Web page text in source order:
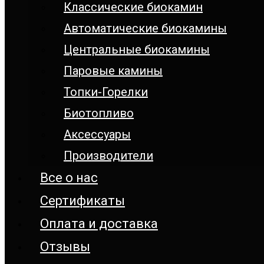
Классические биокамин
Автоматические биокамины
Центральные биокамины
Паровые камины
Топки-Горелки
Биотопливо
Аксессуары
Производители
Все о нас
Сертификаты
Оплата и доставка
Отзывы